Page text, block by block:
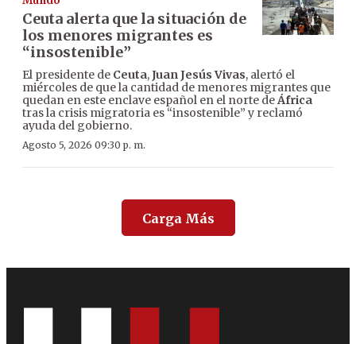
Ceuta alerta que la situación de
los menores migrantes es
“insostenible”
El presidente de Ceuta,Juan Jesús Vivas, alertó el
miércoles de que la cantidad de menores migrantes que
quedan en este enclave español en el norte deÁfrica
tras la crisis migratoria es “insostenible” y reclamó
ayuda del gobierno.
Agosto 5, 2026 09:30 p. m.
Carga Más